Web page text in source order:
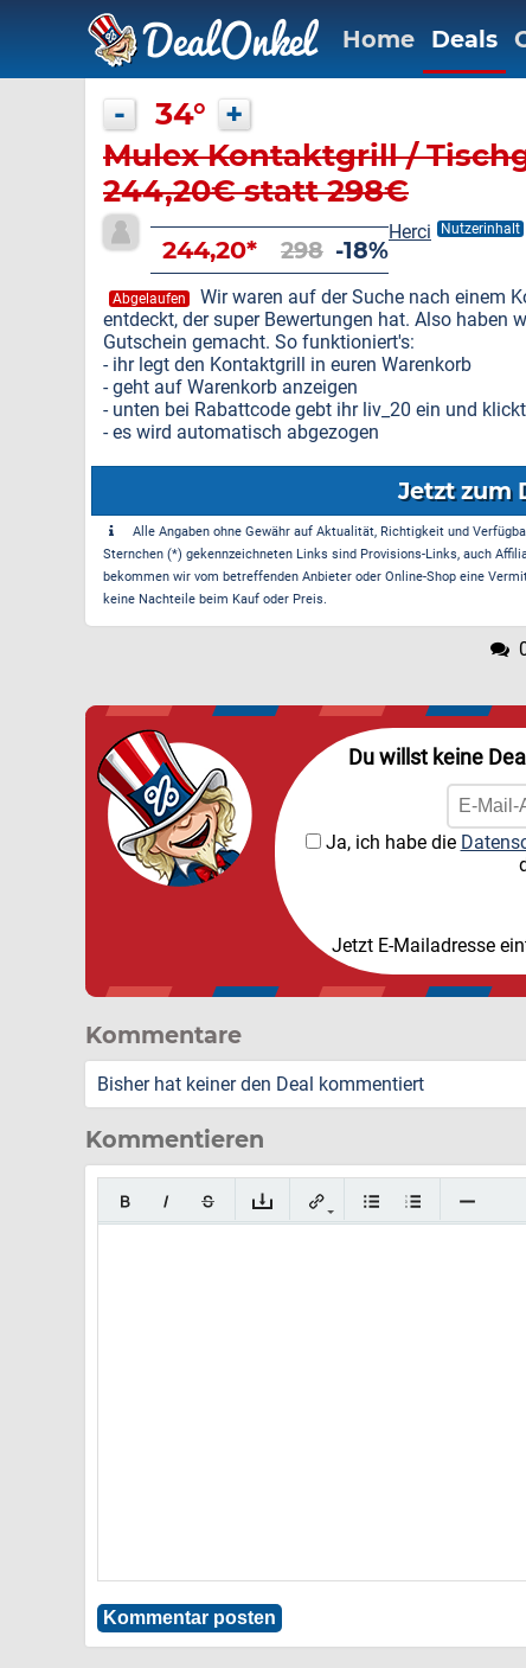
Home Deals
- 34° +
Mulex Kontaktgrill /
244,20€ statt 298€
Herci Nutzerinhalt
244,20* 298 -18%
Abgelaufen
Wir waren auf der Suche nach einem
entdeckt, der super Bewertungen hat. Also haben
Gutschein gemacht. So funktioniert's:
- ihr legt den Kontaktgrill in euren Warenkorb
- geht auf Warenkorb anzeigen
- unten bei Rabattcode gebt ihr liv_20 ein und
- es wird automatisch abgezogen
Jetzt zum
Alle Angaben ohne Gewähr auf Aktualität, Richtigkeit und
Sternchen (*) gekennzeichneten Links sind Provisions-Links, auch
bekommen wir vom betreffenden Anbieter oder Online-Shop eine
keine Nachteile beim Kauf oder Preis.
Du willst keine
Ja, ich habe die
Jetzt E-Mailadresse
Kommentare
Bisher hat keiner den Deal kommentiert
Kommentieren